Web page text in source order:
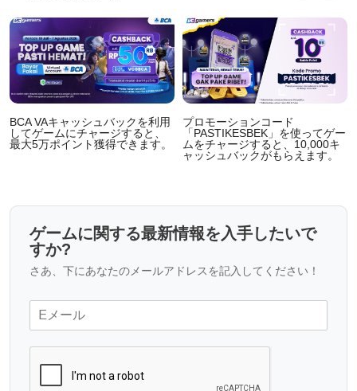
BCA VAキャッシュバックを利用
してゲームにチャージすると、
最大5万ポイント獲得できます。
プロモーションコード
「PASTIKESBEK」を使ってゲー
ムをチャージすると、10,000キ
ャッシュバックがもらえます。
ゲームに関する最新情報を入手したいで
すか?
さあ、下にあなたのメールアドレスを記入してください！